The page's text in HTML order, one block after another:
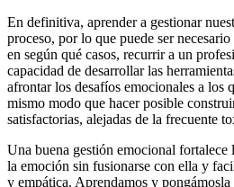
En definitiva, aprender a gestionar
proceso, por lo que puede ser
en según qué casos, recurrir a un
capacidad de desarrollar las
afrontar los desafíos emocionales a los
mismo modo que hacer posible
satisfactorias, alejadas de la frecuente
Una buena gestión emocional fortalece
la emoción sin fusionarse con ella y
y empática. Aprendamos y pongámosla